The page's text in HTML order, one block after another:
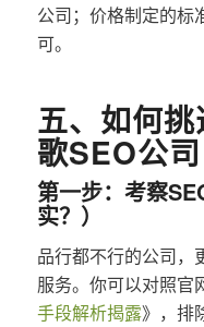
公司；价格制定的标
可。
五、如何
歌SEO公司
第一步：考察
实？）
品行都不行的公司，
服务。你可以对照官
手段解析揭露》，排